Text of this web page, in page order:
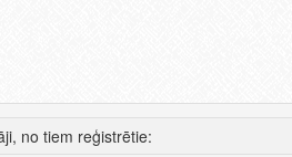
no tiem reģistrētie: